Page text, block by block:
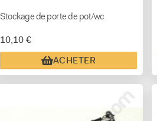
Stockage de porte de pot/wc
10,10 €
ACHETER